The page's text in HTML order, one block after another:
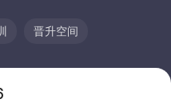
晋升空间